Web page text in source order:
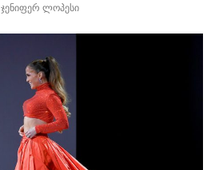
ჯენიფერ ლოპესი